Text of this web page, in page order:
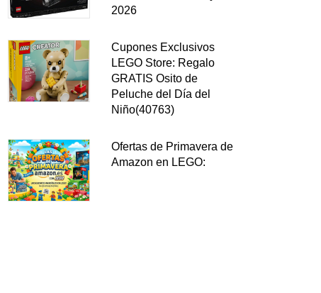
2026
Cupones Exclusivos
LEGO Store: Regalo
GRATIS Osito de
Peluche del Día del
Niño(40763)
Ofertas de Primavera de
Amazon en LEGO: